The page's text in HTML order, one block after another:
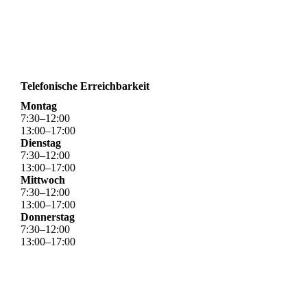
Telefonische Erreichbarkeit
Montag
7:30–12:00
13:00–17:00
Dienstag
7:30–12:00
13:00–17:00
Mittwoch
7:30–12:00
13:00–17:00
Donnerstag
7:30–12:00
13:00–17:00